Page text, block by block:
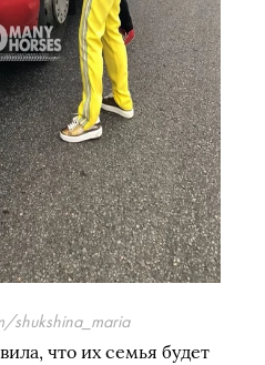
shukshina_maria
что их семья будет